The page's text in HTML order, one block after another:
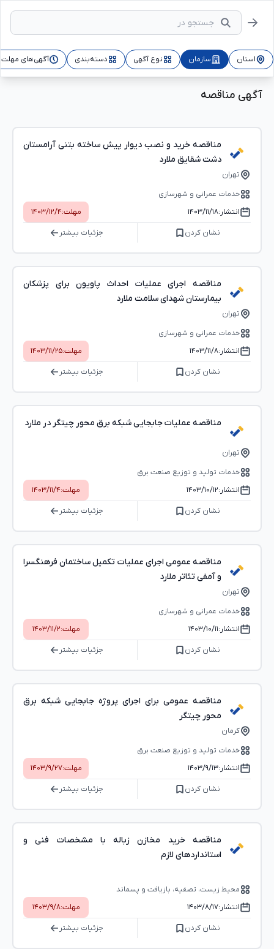
استان سازمان نوع آگهی دسته‌بندی آگهی‌های
آگهی مناقصه
مناقصه خرید و نصب دیوار پیش ساخته بتنی آرامستان
دشت شقایق ملارد
تهران
خدمات عمرانی و شهرسازی
انتشار:۱۴۰۳/۱۱/۱۸ مهلت:۱۴۰۳/۱۲/۴
نشان کردن جزئیات بیشتر
مناقصه اجرای عملیات احداث پاویون برای پزشکان
بیمارستان شهدای سلامت ملارد
تهران
خدمات عمرانی و شهرسازی
انتشار:۱۴۰۳/۱۱/۸ مهلت:۱۴۰۳/۱۱/۲۵
نشان کردن جزئیات بیشتر
مناقصه عملیات جابجایی شبکه برق محور چیتگر در ملارد
تهران
خدمات تولید و توزیع صنعت برق
انتشار:۱۴۰۳/۱۰/۱۲ مهلت:۱۴۰۳/۱۱/۴
نشان کردن جزئیات بیشتر
مناقصه عمومی اجرای عملیات تکمیل ساختمان فرهنگسرا
و آمفی تئاتر ملارد
تهران
خدمات عمرانی و شهرسازی
انتشار:۱۴۰۳/۱۰/۱۱ مهلت:۱۴۰۳/۱۱/۲
نشان کردن جزئیات بیشتر
مناقصه عمومی برای اجرای پروژه جابجایی شبکه برق
محور چیتگر
کرمان
خدمات تولید و توزیع صنعت برق
انتشار:۱۴۰۳/۹/۱۳ مهلت:۱۴۰۳/۹/۲۷
نشان کردن جزئیات بیشتر
مناقصه خرید مخازن زباله با مشخصات فنی و
استانداردهای لازم
محیط ‌زیست، تصفیه، بازیافت و پسماند
انتشار:۱۴۰۳/۸/۱۷ مهلت:۱۴۰۳/۹/۸
نشان کردن جزئیات بیشتر